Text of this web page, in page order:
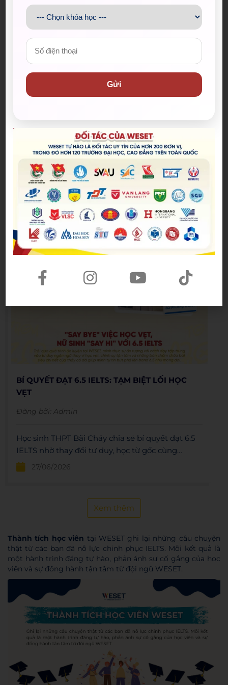
Đăng bởi: Admin
Chúc mừng nữ sinh Đại học Luật TP.HCM
(ULAW) Nguyễn Kim Ánh đạt 7.0 IELTS cùng
WESET. Xem bí quyết học tập và lộ trình bứt phá
band điểm tại đây!
28/06/2026
BÍ QUYẾT ĐẠT 6.5 IELTS: TẠM BIỆT LỐI HỌC
VẸT
Đăng bởi: Admin
Học sinh THPT Bãi Cháy chia sẻ bí quyết đạt 6.5
IELTS nhờ thay đổi tư duy, học từ gốc cùng
WESET. Bứt phá tiếng Anh ngay hôm nay cùng
lộ trình chuyên sâu!
27/06/2026
Xem thêm
Thành tích học viên tại WESET ghi lại những câu chuyện
thật từ các bạn đã nỗ lực chinh phục IELTS. Mỗi kết quả là
một hành trình đáng tự hào, phản ánh sự cố gắng của học
viên và sự đồng hành tận tâm từ đội ngũ WESET.
Gửi